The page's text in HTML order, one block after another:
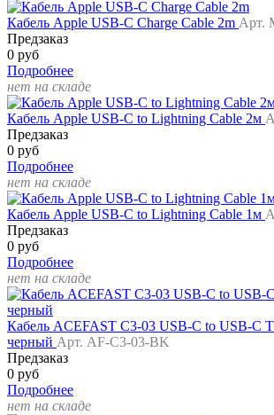
Кабель Apple USB-C Charge Cable 2m Арт.
Предзаказ
0 руб
Подробнее
нет на складе
Кабель Apple USB-C to Lightning Cable 2м
Предзаказ
0 руб
Подробнее
нет на складе
Кабель Apple USB-C to Lightning Cable 1м
Предзаказ
0 руб
Подробнее
нет на складе
Кабель ACEFAST C3-03 USB-C to USB-C
черный Арт. AF-C3-03-BK
Предзаказ
0 руб
Подробнее
нет на складе